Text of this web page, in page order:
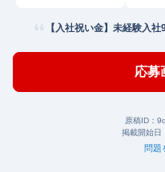
【入社祝い金】未経験入
応募
原稿ID：
掲載開始日
問題